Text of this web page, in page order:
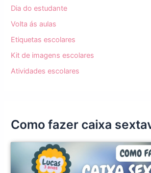
Dia do estudante
Volta ás aulas
Etiquetas escolares
Kit de imagens escolares
Atividades escolares
Como fazer caixa